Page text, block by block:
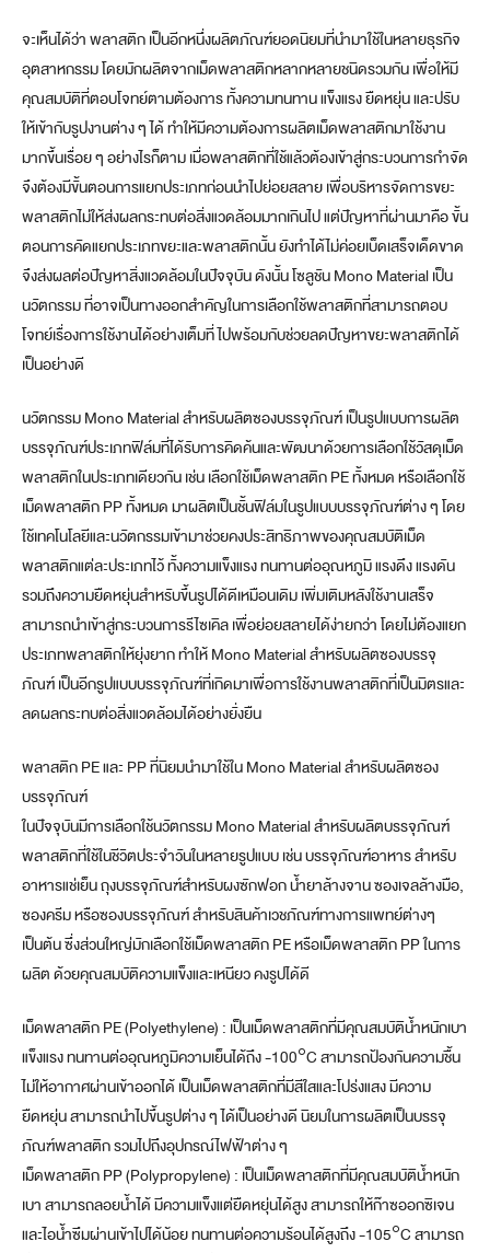
จะเห็นได้ว่า พลาสติก เป็นอีกหนึ่งผลิตภัณฑ์ยอดนิยมที่นำมาใช้ในหลายธุรกิจ
อุตสาหกรรม โดยมักผลิตจากเม็ดพลาสติกหลากหลายชนิดรวมกัน เพื่อให้มี
คุณสมบัติที่ตอบโจทย์ตามต้องการ ทั้งความทนทาน แข็งแรง ยืดหยุ่น และปรับ
ให้เข้ากับรูปงานต่าง ๆ ได้ ทำให้มีความต้องการผลิตเม็ดพลาสติกมาใช้งาน
มากขึ้นเรื่อย ๆ อย่างไรก็ตาม เมื่อพลาสติกที่ใช้แล้วต้องเข้าสู่กระบวนการกำจัด
จึงต้องมีขั้นตอนการแยกประเภทก่อนนำไปย่อยสลาย เพื่อบริหารจัดการขยะ
พลาสติกไม่ให้ส่งผลกระทบต่อสิ่งแวดล้อมมากเกินไป แต่ปัญหาที่ผ่านมาคือ ขั้น
ตอนการคัดแยกประเภทขยะและพลาสติกนั้น ยังทำได้ไม่ค่อยเบ็ดเสร็จเด็ดขาด
จึงส่งผลต่อปัญหาสิ่งแวดล้อมในปัจจุบัน ดังนั้น โซลูชัน Mono Material เป็น
นวัตกรรม ที่อาจเป็นทางออกสำคัญในการเลือกใช้พลาสติกที่สามารถตอบ
โจทย์เรื่องการใช้งานได้อย่างเต็มที่ ไปพร้อมกับช่วยลดปัญหาขยะพลาสติกได้
เป็นอย่างดี
นวัตกรรม Mono Material สำหรับผลิตซองบรรจุภัณฑ์ เป็นรูปแบบการผลิต
บรรจุภัณฑ์ประเภทฟิล์มที่ได้รับการคิดค้นและพัฒนาด้วยการเลือกใช้วัสดุเม็ด
พลาสติกในประเภทเดียวกัน เช่น เลือกใช้เม็ดพลาสติก PE ทั้งหมด หรือเลือกใช้
เม็ดพลาสติก PP ทั้งหมด มาผลิตเป็นชั้นฟิล์มในรูปแบบบรรจุภัณฑ์ต่าง ๆ โดย
ใช้เทคโนโลยีและนวัตกรรมเข้ามาช่วยคงประสิทธิภาพของคุณสมบัติเม็ด
พลาสติกแต่ละประเภทไว้ ทั้งความแข็งแรง ทนทานต่ออุณหภูมิ แรงดึง แรงดัน
รวมถึงความยืดหยุ่นสำหรับขึ้นรูปได้ดีเหมือนเดิม เพิ่มเติมหลังใช้งานเสร็จ
สามารถนำเข้าสู่กระบวนการรีไซเคิล เพื่อย่อยสลายได้ง่ายกว่า โดยไม่ต้องแยก
ประเภทพลาสติกให้ยุ่งยาก ทำให้ Mono Material สำหรับผลิตซองบรรจุ
ภัณฑ์ เป็นอีกรูปแบบบรรจุภัณฑ์ที่เกิดมาเพื่อการใช้งานพลาสติกที่เป็นมิตรและ
ลดผลกระทบต่อสิ่งแวดล้อมได้อย่างยั่งยืน
พลาสติก PE และ PP ที่นิยมนำมาใช้ใน Mono Material สำหรับผลิตซอง
บรรจุภัณฑ์
ในปัจจุบันมีการเลือกใช้นวัตกรรม Mono Material สำหรับผลิตบรรจุภัณฑ์
พลาสติกที่ใช้ในชีวิตประจำวันในหลายรูปแบบ เช่น บรรจุภัณฑ์อาหาร สำหรับ
อาหารแช่เย็น ถุงบรรจุภัณฑ์สำหรับผงซักฟอก น้ำยาล้างจาน ซองเจลล้างมือ,
ซองครีม หรือซองบรรจุภัณฑ์ สำหรับสินค้าเวชภัณฑ์ทางการแพทย์ต่างๆ
เป็นต้น ซึ่งส่วนใหญ่มักเลือกใช้เม็ดพลาสติก PE หรือเม็ดพลาสติก PP ในการ
ผลิต ด้วยคุณสมบัติความแข็งและเหนียว คงรูปได้ดี
เม็ดพลาสติก PE (Polyethylene) : เป็นเม็ดพลาสติกที่มีคุณสมบัติน้ำหนักเบา
แข็งแรง ทนทานต่ออุณหภูมิความเย็นได้ถึง -100°C สามารถป้องกันความชื้น
ไม่ให้อากาศผ่านเข้าออกได้ เป็นเม็ดพลาสติกที่มีสีใสและโปร่งแสง มีความ
ยืดหยุ่น สามารถนำไปขึ้นรูปต่าง ๆ ได้เป็นอย่างดี นิยมในการผลิตเป็นบรรจุ
ภัณฑ์พลาสติก รวมไปถึงอุปกรณ์ไฟฟ้าต่าง ๆ
เม็ดพลาสติก PP (Polypropylene) : เป็นเม็ดพลาสติกที่มีคุณสมบัติน้ำหนัก
เบา สามารถลอยน้ำได้ มีความแข็งแต่ยืดหยุ่นได้สูง สามารถให้ก๊าซออกซิเจน
และไอน้ำซึมผ่านเข้าไปได้น้อย ทนทานต่อความร้อนได้สูงถึง -105°C สามารถ